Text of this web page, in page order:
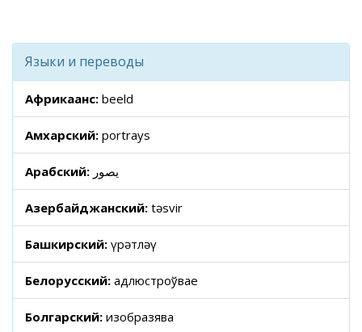
Языки и переводы
Африкаанс: beeld
Амхарский: portrays
Арабский: يصور
Азербайджанский: təsvir
Башкирский: һүрәтләү
Белорусский: адлюстроўвае
Болгарский: изобразява